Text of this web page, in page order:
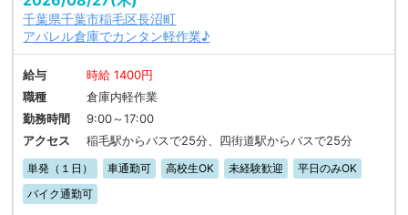
千葉県千葉市稲毛区長沼町
アパレル倉庫でカンタン軽作業♪
給与
時給 1400円
職種
倉庫内軽作業
勤務時間
9:00～17:00
アクセス
稲毛駅からバスで25分、四街道駅からバスで25分
単発（１日） 車通勤可 高校生OK 未経験歓迎
平日のみOK
バイク通勤可